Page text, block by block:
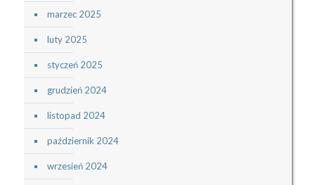
marzec 2025
luty 2025
styczeń 2025
grudzień 2024
listopad 2024
październik 2024
wrzesień 2024